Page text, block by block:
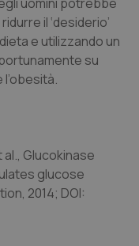
il ‘desiderio’
e utilizzando un
su
Glucokinase
glucose
, 2014; DOI: